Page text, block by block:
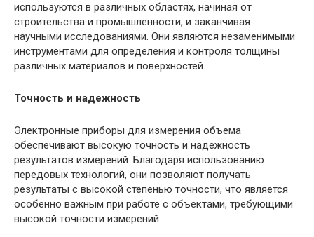
используются в различных областях, начиная от
строительства и промышленности, и заканчивая
научными исследованиями. Они являются незаменимыми
инструментами для определения и контроля толщины
различных материалов и поверхностей.
Точность и надежность
Электронные приборы для измерения объема
обеспечивают высокую точность и надежность
результатов измерений. Благодаря использованию
передовых технологий, они позволяют получать
результаты с высокой степенью точности, что является
особенно важным при работе с объектами, требующими
высокой точности измерений.